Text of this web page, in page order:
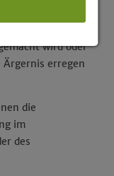
beabsichtigt.
wird oder
Ärgernis erregen
die
im
des